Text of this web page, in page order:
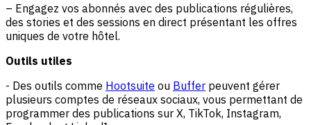
– Engagez vos abonnés avec des publications régulières,
des stories et des sessions en direct présentant les offres
uniques de votre hôtel.
Outils utiles
- Des outils comme Hootsuite ou Buffer peuvent gérer
plusieurs comptes de réseaux sociaux, vous permettant de
programmer des publications sur X, TikTok, Instagram,